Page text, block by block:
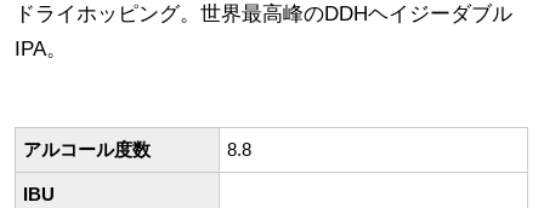
ドライホッピング。世界最高峰のDDHヘイジーダブル
IPA。
アルコール度数 8.8
IBU